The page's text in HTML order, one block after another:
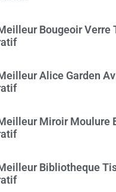
Bougeoir Verre
Alice Garden
Miroir Moulure
Bibliotheque